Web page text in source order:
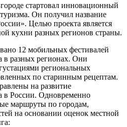
стартовал инновационный
Он получил название
Целью проекта является
кухни разных регионов страны.
12 мобильных фестивалей
в разных регионах. Они
региональных
по старинным рецептам.
на развитие
в России. Одновременно
маршруты по городам,
на основании оценок местной